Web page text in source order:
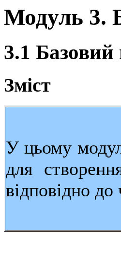
Модуль 3.
3.1 Базовий
Зміст
У цьому
для
відповідно до